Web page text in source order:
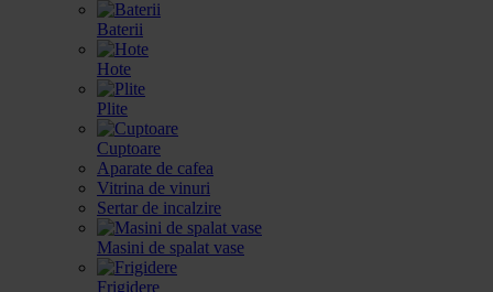
Baterii
Hote
Plite
Cuptoare
Aparate de cafea
Vitrina de vinuri
Sertar de incalzire
Masini de spalat vase
Frigidere